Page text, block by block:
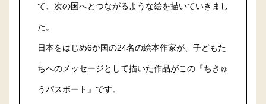
て、次の国へとつながるような絵を描いていきまし
た。
日本をはじめ6か国の24名の絵本作家が、子どもた
ちへのメッセージとして描いた作品がこの『ちきゅ
うパスポート』です。